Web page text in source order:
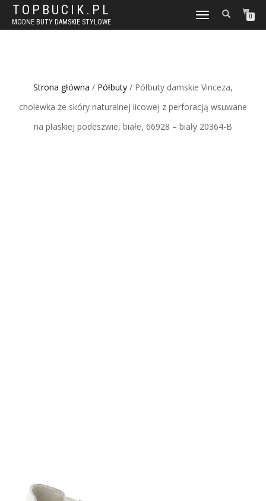
TOPBUCIK.PL
MODNE BUTY DAMSKIE STYLOWE
WŁĄCZ
NAWIGACJĘ
0
Strona główna / Półbuty / Półbuty damskie Vinceza,
cholewka ze skóry naturalnej licowej z perforacją wsuwane
na płaskiej podeszwie, białe, 66928 – biały 20364-B